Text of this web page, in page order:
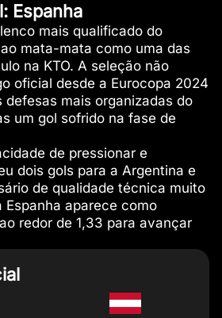
Espanha
mais qualificado do
mata-mata como uma das
na KTO. A seleção não
oficial desde a Eurocopa 2024
defesas mais organizadas do
um gol sofrido na fase de
de pressionar e
dois gols para a Argentina e
de qualidade técnica muito
Espanha aparece como
redor de 1,33 para avançar